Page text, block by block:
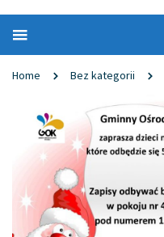
Home Bez kategorii